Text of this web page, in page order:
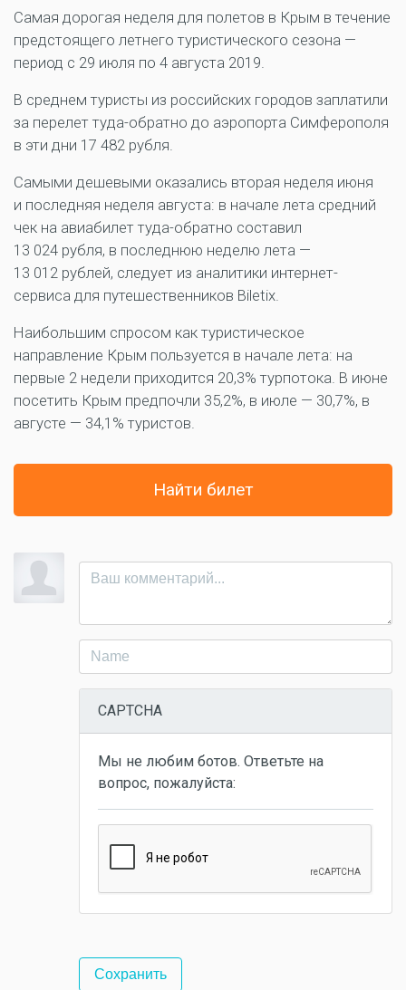
Самая дорогая неделя для полетов в Крым в течение
предстоящего летнего туристического сезона —
период с 29 июля по 4 августа 2019.
В среднем туристы из российских городов заплатили
за перелет туда-обратно до аэропорта Симферополя
в эти дни 17 482 рубля.
Самыми дешевыми оказались вторая неделя июня
и последняя неделя августа: в начале лета средний
чек на авиабилет туда-обратно составил
13 024 рубля, в последнюю неделю лета —
13 012 рублей, следует из аналитики интернет-
сервиса для путешественников Biletix.
Наибольшим спросом как туристическое
направление Крым пользуется в начале лета: на
первые 2 недели приходится 20,3% турпотока. В июне
посетить Крым предпочли 35,2%, в июле — 30,7%, в
августе — 34,1% туристов.
Найти билет
CAPTCHA
Мы не любим ботов. Ответьте на
вопрос, пожалуйста: